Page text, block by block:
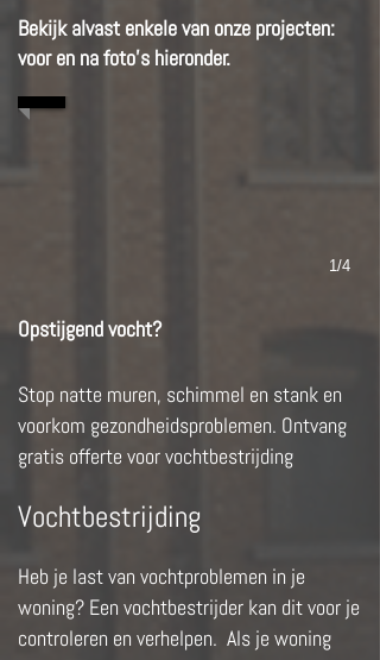
Bekijk alvast enkele van onze projecten:
voor en na foto's hieronder.
1/4
Opstijgend vocht?
Stop natte muren, schimmel en stank en
voorkom gezondheidsproblemen. Ontvang
gratis offerte voor vochtbestrijding
Vochtbestrijding
Heb je last van vochtproblemen in je
woning? Een vochtbestrijder kan dit voor je
controleren en verhelpen. Als je woning